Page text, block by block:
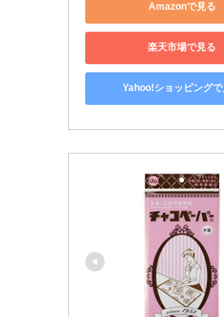
Amazonで見る
楽天市場で見る
Yahoo!ショッピングで